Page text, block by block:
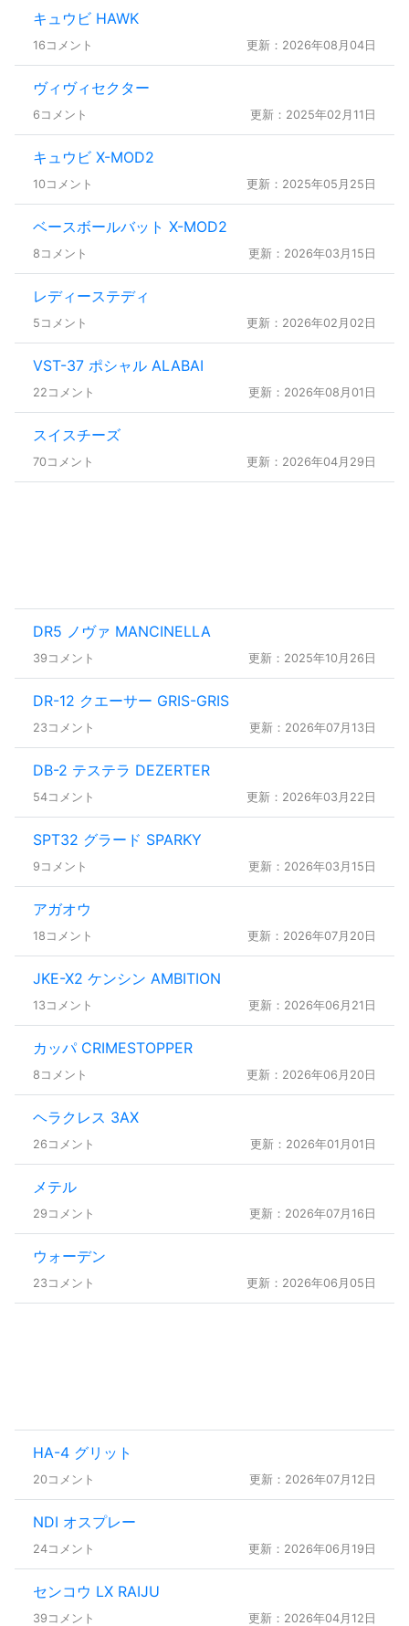
キュウビ HAWK
16コメント 更新：2026年08月04日
ヴィヴィセクター
6コメント 更新：2025年02月11日
キュウビ X-MOD2
10コメント 更新：2025年05月25日
ベースボールバット X-MOD2
8コメント 更新：2026年03月15日
レディーステディ
5コメント 更新：2026年02月02日
VST-37 ポシャル ALABAI
22コメント 更新：2026年08月01日
スイスチーズ
70コメント 更新：2026年04月29日
DR5 ノヴァ MANCINELLA
39コメント 更新：2025年10月26日
DR-12 クエーサー GRIS-GRIS
23コメント 更新：2026年07月13日
DB-2 テステラ DEZERTER
54コメント 更新：2026年03月22日
SPT32 グラード SPARKY
9コメント 更新：2026年03月15日
アガオウ
18コメント 更新：2026年07月20日
JKE-X2 ケンシン AMBITION
13コメント 更新：2026年06月21日
カッパ CRIMESTOPPER
8コメント 更新：2026年06月20日
ヘラクレス 3AX
26コメント 更新：2026年01月01日
メテル
29コメント 更新：2026年07月16日
ウォーデン
23コメント 更新：2026年06月05日
HA-4 グリット
20コメント 更新：2026年07月12日
NDI オスプレー
24コメント 更新：2026年06月19日
センコウ LX RAIJU
39コメント 更新：2026年04月12日